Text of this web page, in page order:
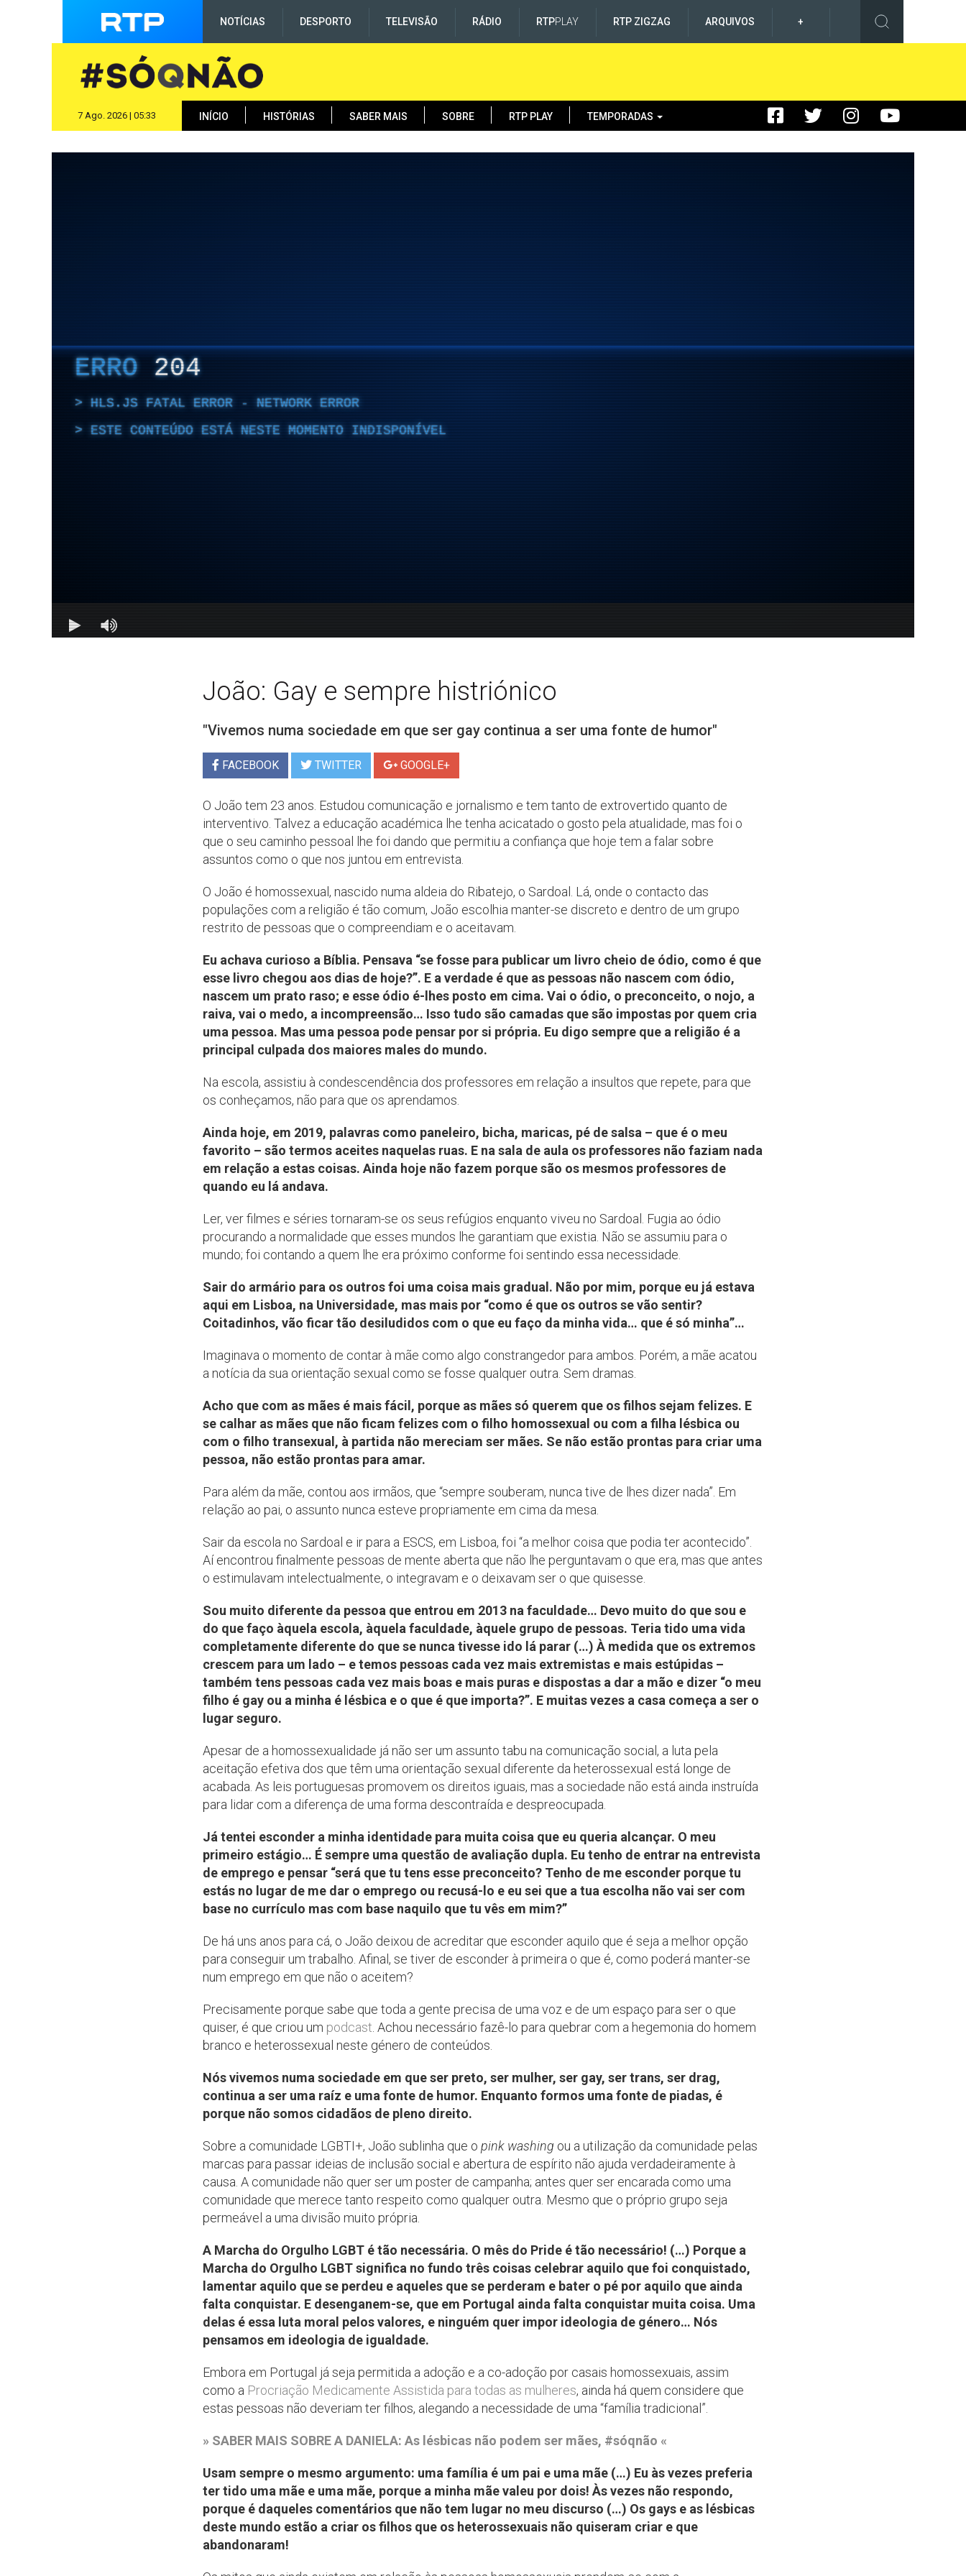
NOTÍCIAS DESPORTO TELEVISÃO RÁDIO RTPPLAY RTP ZIGZAG ARQUIVOS +
7 Ago. 2026 | 05:33 INÍCIO HISTÓRIAS SABER MAIS SOBRE RTP PLAY TEMPORADAS
João: Gay e sempre histriónico
"Vivemos numa sociedade em que ser gay continua a ser uma fonte de humor"
FACEBOOK TWITTER GOOGLE+
O João tem 23 anos. Estudou comunicação e jornalismo e tem tanto de extrovertido quanto de
interventivo. Talvez a educação académica lhe tenha acicatado o gosto pela atualidade, mas foi o
que o seu caminho pessoal lhe foi dando que permitiu a confiança que hoje tem a falar sobre
assuntos como o que nos juntou em entrevista.
O João é homossexual, nascido numa aldeia do Ribatejo, o Sardoal. Lá, onde o contacto das
populações com a religião é tão comum, João escolhia manter-se discreto e dentro de um grupo
restrito de pessoas que o compreendiam e o aceitavam.
Eu achava curioso a Bíblia. Pensava “se fosse para publicar um livro cheio de ódio, como é que
esse livro chegou aos dias de hoje?”. E a verdade é que as pessoas não nascem com ódio,
nascem um prato raso; e esse ódio é-lhes posto em cima. Vai o ódio, o preconceito, o nojo, a
raiva, vai o medo, a incompreensão… Isso tudo são camadas que são impostas por quem cria
uma pessoa. Mas uma pessoa pode pensar por si própria. Eu digo sempre que a religião é a
principal culpada dos maiores males do mundo.
Na escola, assistiu à condescendência dos professores em relação a insultos que repete, para que
os conheçamos, não para que os aprendamos.
Ainda hoje, em 2019, palavras como paneleiro, bicha, maricas, pé de salsa – que é o meu
favorito – são termos aceites naquelas ruas. E na sala de aula os professores não faziam nada
em relação a estas coisas. Ainda hoje não fazem porque são os mesmos professores de
quando eu lá andava.
Ler, ver filmes e séries tornaram-se os seus refúgios enquanto viveu no Sardoal. Fugia ao ódio
procurando a normalidade que esses mundos lhe garantiam que existia. Não se assumiu para o
mundo; foi contando a quem lhe era próximo conforme foi sentindo essa necessidade.
Sair do armário para os outros foi uma coisa mais gradual. Não por mim, porque eu já estava
aqui em Lisboa, na Universidade, mas mais por “como é que os outros se vão sentir?
Coitadinhos, vão ficar tão desiludidos com o que eu faço da minha vida… que é só minha”…
Imaginava o momento de contar à mãe como algo constrangedor para ambos. Porém, a mãe acatou
a notícia da sua orientação sexual como se fosse qualquer outra. Sem dramas.
Acho que com as mães é mais fácil, porque as mães só querem que os filhos sejam felizes. E
se calhar as mães que não ficam felizes com o filho homossexual ou com a filha lésbica ou
com o filho transexual, à partida não mereciam ser mães. Se não estão prontas para criar uma
pessoa, não estão prontas para amar.
Para além da mãe, contou aos irmãos, que “sempre souberam, nunca tive de lhes dizer nada”. Em
relação ao pai, o assunto nunca esteve propriamente em cima da mesa.
Sair da escola no Sardoal e ir para a ESCS, em Lisboa, foi “a melhor coisa que podia ter acontecido”.
Aí encontrou finalmente pessoas de mente aberta que não lhe perguntavam o que era, mas que antes
o estimulavam intelectualmente, o integravam e o deixavam ser o que quisesse.
Sou muito diferente da pessoa que entrou em 2013 na faculdade… Devo muito do que sou e
do que faço àquela escola, àquela faculdade, àquele grupo de pessoas. Teria tido uma vida
completamente diferente do que se nunca tivesse ido lá parar (…) À medida que os extremos
crescem para um lado – e temos pessoas cada vez mais extremistas e mais estúpidas –
também tens pessoas cada vez mais boas e mais puras e dispostas a dar a mão e dizer “o meu
filho é gay ou a minha é lésbica e o que é que importa?”. E muitas vezes a casa começa a ser o
lugar seguro.
Apesar de a homossexualidade já não ser um assunto tabu na comunicação social, a luta pela
aceitação efetiva dos que têm uma orientação sexual diferente da heterossexual está longe de
acabada. As leis portuguesas promovem os direitos iguais, mas a sociedade não está ainda instruída
para lidar com a diferença de uma forma descontraída e despreocupada.
Já tentei esconder a minha identidade para muita coisa que eu queria alcançar. O meu
primeiro estágio… É sempre uma questão de avaliação dupla. Eu tenho de entrar na entrevista
de emprego e pensar “será que tu tens esse preconceito? Tenho de me esconder porque tu
estás no lugar de me dar o emprego ou recusá-lo e eu sei que a tua escolha não vai ser com
base no currículo mas com base naquilo que tu vês em mim?”
De há uns anos para cá, o João deixou de acreditar que esconder aquilo que é seja a melhor opção
para conseguir um trabalho. Afinal, se tiver de esconder à primeira o que é, como poderá manter-se
num emprego em que não o aceitem?
Precisamente porque sabe que toda a gente precisa de uma voz e de um espaço para ser o que
quiser, é que criou um podcast . Achou necessário fazê-lo para quebrar com a hegemonia do homem
branco e heterossexual neste género de conteúdos.
Nós vivemos numa sociedade em que ser preto, ser mulher, ser gay, ser trans, ser drag,
continua a ser uma raíz e uma fonte de humor. Enquanto formos uma fonte de piadas, é
porque não somos cidadãos de pleno direito.
Sobre a comunidade LGBTI+, João sublinha que o pink washing ou a utilização da comunidade pelas
marcas para passar ideias de inclusão social e abertura de espírito não ajuda verdadeiramente à
causa. A comunidade não quer ser um poster de campanha; antes quer ser encarada como uma
comunidade que merece tanto respeito como qualquer outra. Mesmo que o próprio grupo seja
permeável a uma divisão muito própria.
A Marcha do Orgulho LGBT é tão necessária. O mês do Pride é tão necessário! (…) Porque a
Marcha do Orgulho LGBT significa no fundo três coisas celebrar aquilo que foi conquistado,
lamentar aquilo que se perdeu e aqueles que se perderam e bater o pé por aquilo que ainda
falta conquistar. E desenganem-se, que em Portugal ainda falta conquistar muita coisa. Uma
delas é essa luta moral pelos valores, e ninguém quer impor ideologia de género… Nós
pensamos em ideologia de igualdade.
Embora em Portugal já seja permitida a adoção e a co-adoção por casais homossexuais, assim
como a Procriação Medicamente Assistida para todas as mulheres, ainda há quem considere que
estas pessoas não deveriam ter filhos, alegando a necessidade de uma “família tradicional”.
» SABER MAIS SOBRE A DANIELA: As lésbicas não podem ser mães, #sóqnão «
Usam sempre o mesmo argumento: uma família é um pai e uma mãe (…) Eu às vezes preferia
ter tido uma mãe e uma mãe, porque a minha mãe valeu por dois! Às vezes não respondo,
porque é daqueles comentários que não tem lugar no meu discurso (…) Os gays e as lésbicas
deste mundo estão a criar os filhos que os heterossexuais não quiseram criar e que
abandonaram!